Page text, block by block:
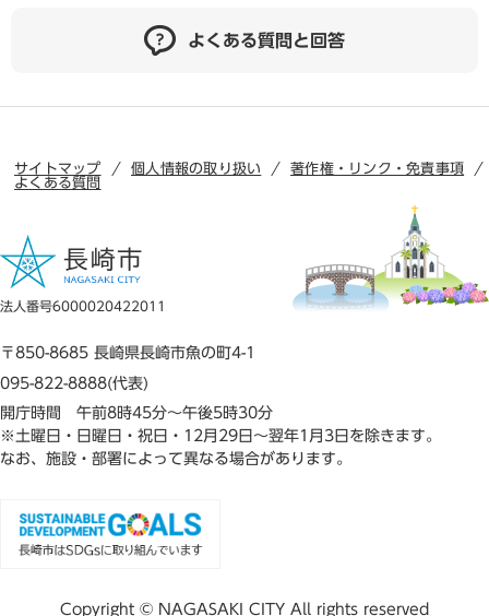
よくある質問と回答
サイトマップ 個人情報の取り扱い
著作権・リンク・免責事項
よくある質問
法人番号6000020422011
〒850-8685 長崎県長崎市魚の町4-1
095-822-8888(代表)
開庁時間 午前8時45分～午後5時30分
※土曜日・日曜日・祝日・12月29日～翌年1月3日を除きます。
なお、施設・部署によって異なる場合があります。
Copyright © NAGASAKI CITY All rights reserved